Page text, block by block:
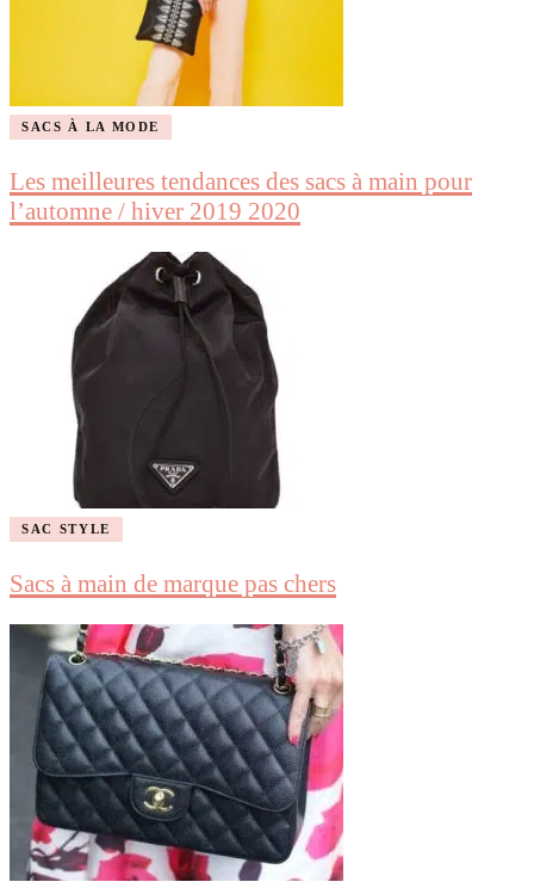
SACS À LA MODE
Les meilleures tendances des sacs à main pour
l’automne / hiver 2019 2020
SAC STYLE
Sacs à main de marque pas chers